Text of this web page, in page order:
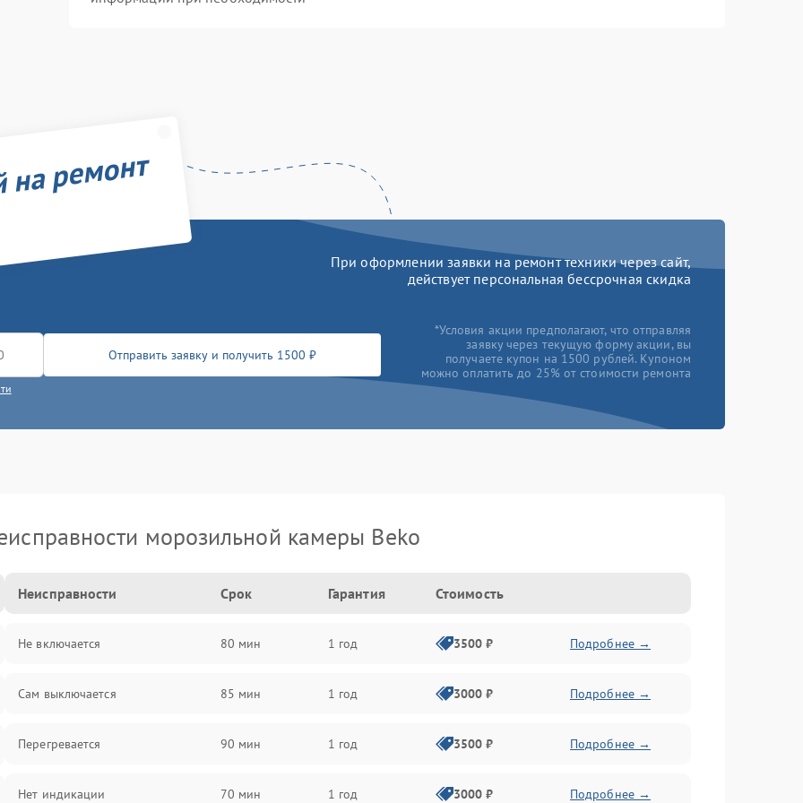
ремонт
При оформлении заявки на ремонт техники через сайт,
действует персональная бессрочная скидка
Отправить заявку и получить 1500 ₽
*Условия акции предполагают, что отправляя
заявку через текущую форму акции, вы
получаете купон на 1500 рублей. Купоном
можно оплатить до 25% от стоимости ремонта
морозильной камеры Beko
Неисправности Срок Гарантия Стоимость
Не включается 80 мин 1 год 3500 ₽ Подробнее →
Сам выключается 85 мин 1 год 3000 ₽ Подробнее →
Перегревается 90 мин 1 год 3500 ₽ Подробнее →
Нет индикации 70 мин 1 год 3000 ₽ Подробнее →